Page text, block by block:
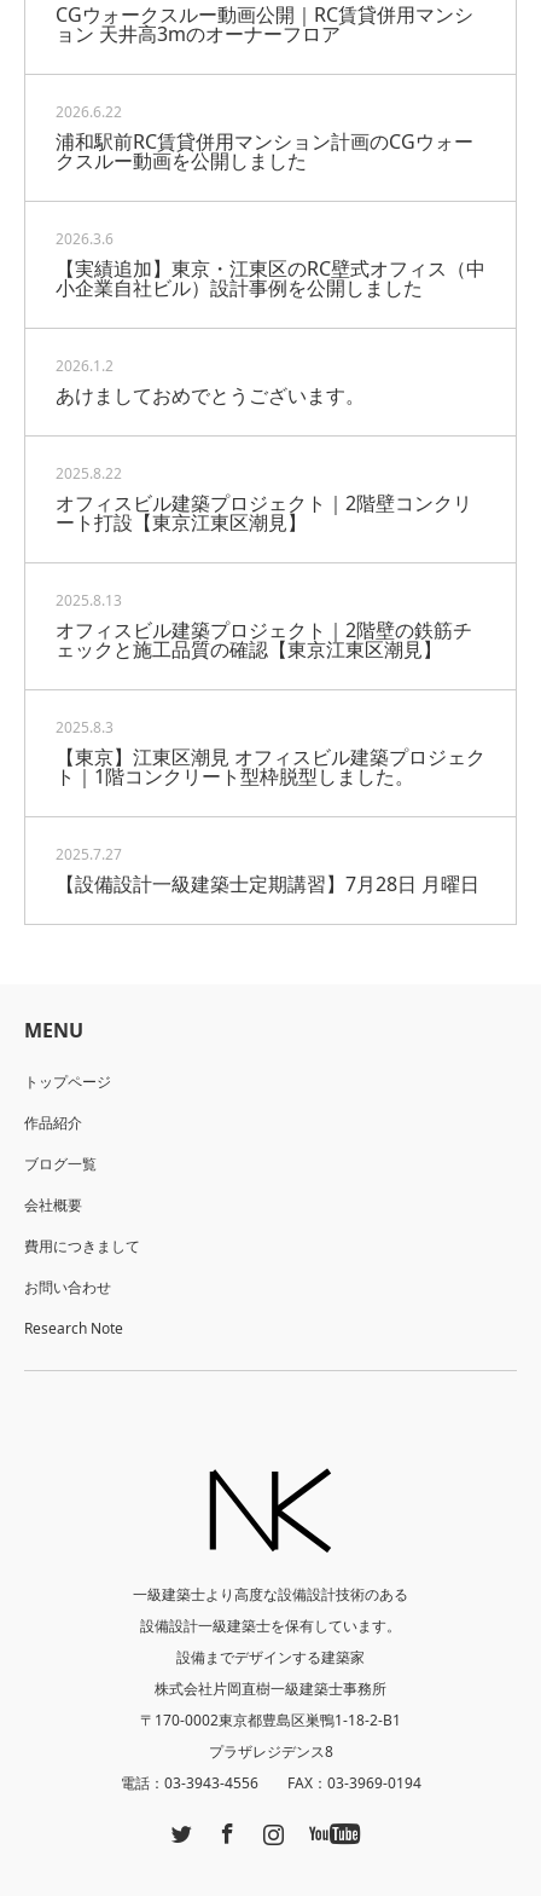
CGウォークスルー動画公開｜RC賃貸併用マンシ
ョン 天井高3mのオーナーフロア
2026.6.22
浦和駅前RC賃貸併用マンション計画のCGウォー
クスルー動画を公開しました
2026.3.6
【実績追加】東京・江東区のRC壁式オフィス（中
小企業自社ビル）設計事例を公開しました
2026.1.2
あけましておめでとうございます。
2025.8.22
オフィスビル建築プロジェクト｜2階壁コンクリ
ート打設【東京江東区潮見】
2025.8.13
オフィスビル建築プロジェクト｜2階壁の鉄筋チ
ェックと施工品質の確認【東京江東区潮見】
2025.8.3
【東京】江東区潮見 オフィスビル建築プロジェク
ト｜1階コンクリート型枠脱型しました。
2025.7.27
【設備設計一級建築士定期講習】7月28日 月曜日
MENU
トップページ
作品紹介
ブログ一覧
会社概要
費用につきまして
お問い合わせ
Research Note
一級建築士より高度な設備設計技術のある
設備設計一級建築士を保有しています。
設備までデザインする建築家
株式会社片岡直樹一級建築士事務所
〒170-0002東京都豊島区巣鴨1-18-2-B1
プラザレジデンス8
電話：03-3943-4556 FAX：03-3969-0194